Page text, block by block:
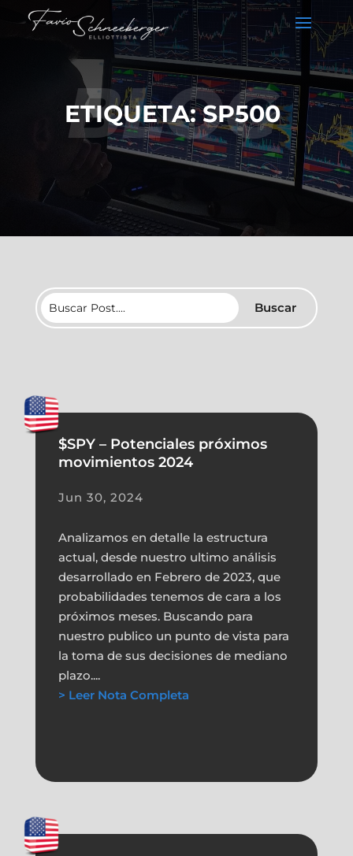
ETIQUETA: SP500
BLOG
$SPY – Potenciales próximos
movimientos 2024
Jun 30, 2024
Analizamos en detalle la estructura
actual, desde nuestro ultimo análisis
desarrollado en Febrero de 2023, que
probabilidades tenemos de cara a los
próximos meses. Buscando para
nuestro publico un punto de vista para
la toma de sus decisiones de mediano
plazo....
> Leer Nota Completa